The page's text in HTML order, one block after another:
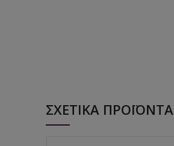
ΣΧΕΤΙΚΆ ΠΡΟΪΌΝΤΑ